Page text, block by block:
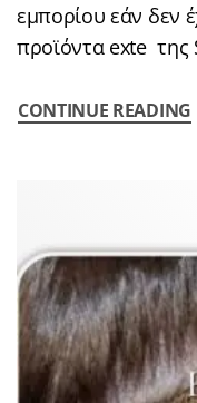
εμπορίου εάν δεν
προϊόντα exte της
CONTINUE READING